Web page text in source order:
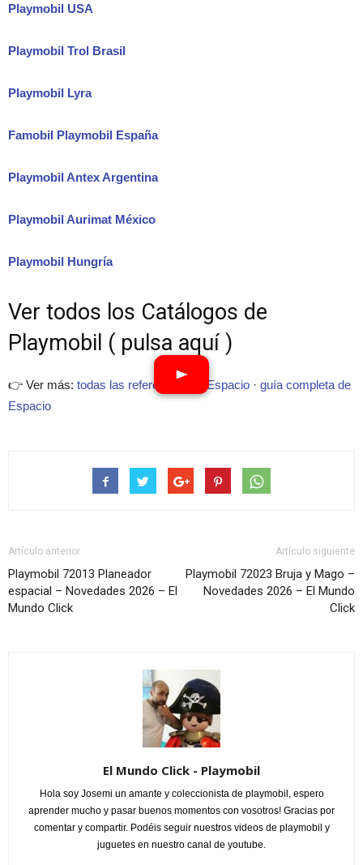
Playmobil USA
Playmobil Trol Brasil
Playmobil Lyra
Famobil Playmobil España
Playmobil Antex Argentina
Playmobil Aurimat México
Playmobil Hungría
Ver todos los Catálogos de
Playmobil ( pulsa aquí )
👉 Ver más: todas las referencias de Espacio · guía completa de
Espacio
Artículo anterior
Playmobil 72013 Planeador
espacial – Novedades 2026 – El
Mundo Click
Artículo siguiente
Playmobil 72023 Bruja y Mago –
Novedades 2026 – El Mundo
Click
El Mundo Click - Playmobil
Hola soy Josemi un amante y coleccionista de playmobil, espero
aprender mucho y pasar buenos momentos con vosotros! Gracias por
comentar y compartir. Podéis seguir nuestros videos de playmobil y
juguetes en nuestro canal de youtube.